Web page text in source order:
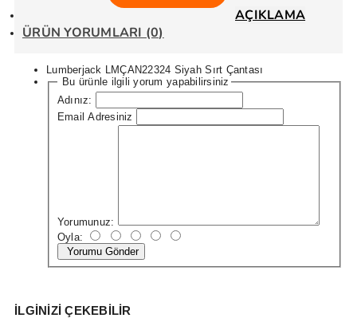
AÇIKLAMA
ÜRÜN YORUMLARI (0)
Lumberjack LMÇAN22324 Siyah Sırt Çantası
Bu ürünle ilgili yorum yapabilirsiniz
Adınız:
Email Adresiniz
Yorumunuz:
Oyla:
Yorumu Gönder
İLGINIZI ÇEKEBILIR